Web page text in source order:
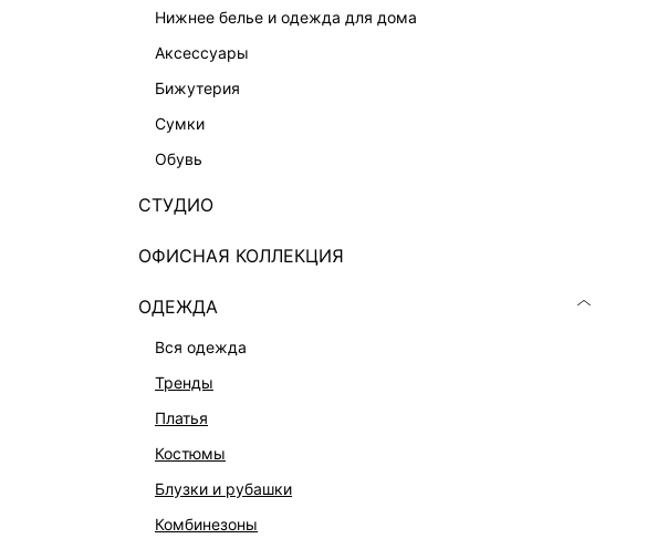
нижнее белье и одежда для дома
аксессуары
бижутерия
сумки
обувь
СТУДИО
ОФИСНАЯ КОЛЛЕКЦИЯ
ОДЕЖДА
вся одежда
тренды
платья
костюмы
блузки и рубашки
комбинезоны